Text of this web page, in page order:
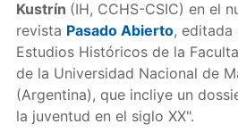
Kustrín (IH, CCHS-CSIC) en el
revista Pasado Abierto, editada
Estudios Históricos de la
de la Universidad Nacional de
(Argentina), que incliye un
la juventud en el siglo XX".